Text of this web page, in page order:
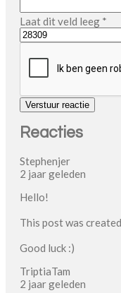
Laat dit veld leeg *
Verstuur reactie
Reacties
Stephenjer
2 jaar geleden
Hello!
This post was
Good luck :)
TriptiaTam
2 jaar geleden